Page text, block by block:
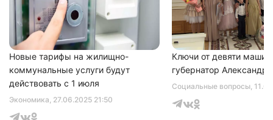
Экономика, 27.06.2025 21:50
Новые тарифы на жилищно-
коммунальные услуги будут
действовать с 1 июля
Социальные вопросы,
Ключи от девяти машин
губернатор Александр